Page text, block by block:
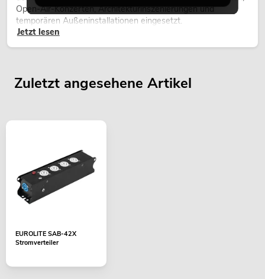
Open-Air-Konzerten, Architekturinszenierungen und
temporären Außeninstallationen eingesetzt.
Jetzt lesen
Zuletzt angesehene Artikel
EUROLITE SAB-42X
Stromverteiler